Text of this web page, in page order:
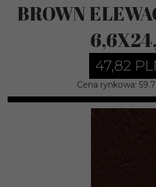
BROWN
47,82
Cena rynkowa: